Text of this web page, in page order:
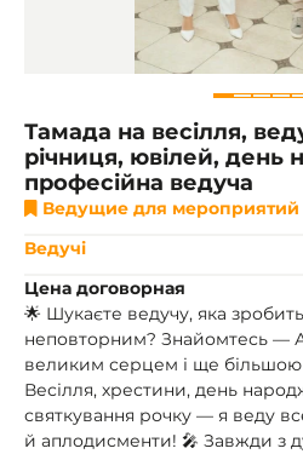
Тамада на весілля,
річниця, ювілей, день
професійна ведуча
Ведущие для мероприятий
Ведучі
Цена договорная
🌟 Шукаєте ведучу, яка
неповторним? Знайомтесь —
великим серцем і ще більшою
Весілля, хрестини, день
святкування рочку — я веду
й аплодисменти! 🎤 Завжди з